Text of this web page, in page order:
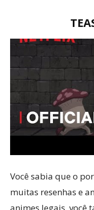
Você sabia que o
muitas resenhas e